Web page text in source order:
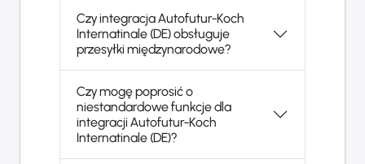
Czy integracja Autofutur-Koch
Internatinale (DE) obsługuje
przesyłki międzynarodowe?
Czy mogę poprosić o
niestandardowe funkcje dla
integracji Autofutur-Koch
Internatinale (DE)?